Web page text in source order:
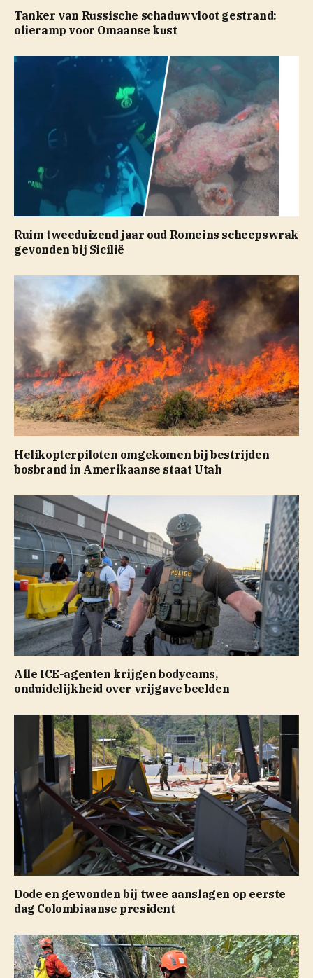
Tanker van Russische schaduwvloot gestrand:
olieramp voor Omaanse kust
Ruim tweeduizend jaar oud Romeins scheepswrak
gevonden bij Sicilië
Helikopterpiloten omgekomen bij bestrijden
bosbrand in Amerikaanse staat Utah
Alle ICE-agenten krijgen bodycams,
onduidelijkheid over vrijgave beelden
Dode en gewonden bij twee aanslagen op eerste
dag Colombiaanse president